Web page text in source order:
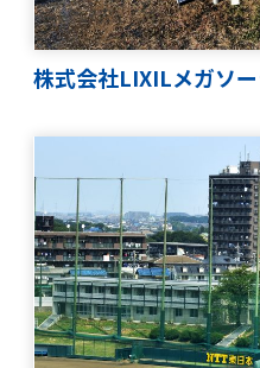
個人情報保護
株式会社LIXILメガソ